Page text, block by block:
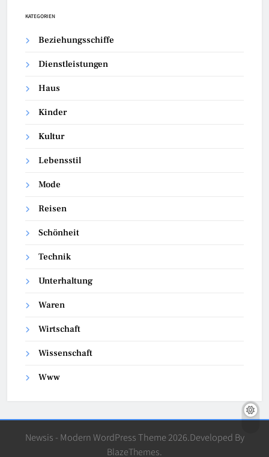
KATEGORIEN
Beziehungsschiffe
Dienstleistungen
Haus
Kinder
Kultur
Lebensstil
Mode
Reisen
Schönheit
Technik
Unterhaltung
Waren
Wirtschaft
Wissenschaft
Www
Newsis - Modern WordPress Theme 2026.Developed By
BlazeThemes